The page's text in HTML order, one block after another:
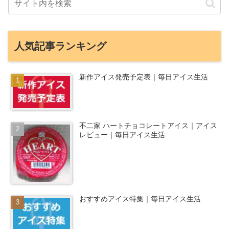
人気記事ランキング
新作アイス発売予定表｜毎日アイス生活
不二家 ハートチョコレートアイス｜アイス
レビュー｜毎日アイス生活
おすすめアイス特集｜毎日アイス生活